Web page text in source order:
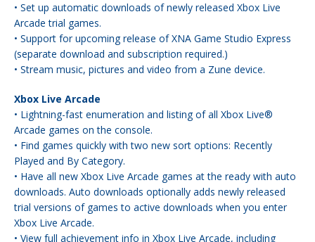
• Set up automatic downloads of newly released Xbox Live
Arcade trial games.
• Support for upcoming release of XNA Game Studio Express
(separate download and subscription required.)
• Stream music, pictures and video from a Zune device.
Xbox Live Arcade
• Lightning-fast enumeration and listing of all Xbox Live®
Arcade games on the console.
• Find games quickly with two new sort options: Recently
Played and By Category.
• Have all new Xbox Live Arcade games at the ready with auto
downloads. Auto downloads optionally adds newly released
trial versions of games to active downloads when you enter
Xbox Live Arcade.
• View full achievement info in Xbox Live Arcade, including